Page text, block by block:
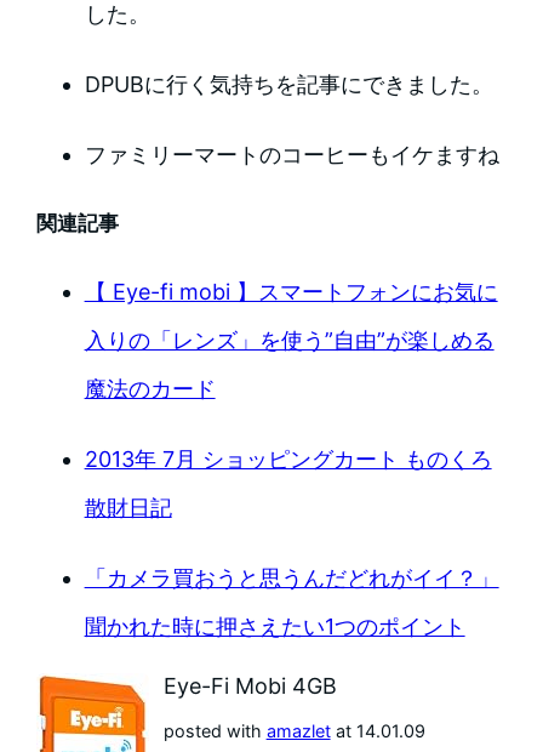
した。
DPUBに行く気持ちを記事にできました。
ファミリーマートのコーヒーもイケますね
関連記事
【 Eye-fi mobi 】スマートフォンにお気に
入りの「レンズ」を使う”自由”が楽しめる
魔法のカード
2013年 7月 ショッピングカート ものくろ
散財日記
「カメラ買おうと思うんだどれがイイ？」
聞かれた時に押さえたい1つのポイント
Eye-Fi Mobi 4GB
posted with amazletat 14.01.09